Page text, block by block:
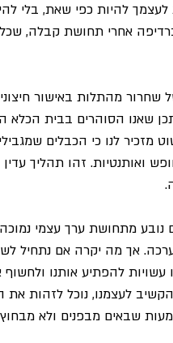
להיות כפי שאת, בלי
ברדיפה אחרי תחושת קבלה,
מהתלות באישור
שאנו הסוהרים בבית הכלא
מזכיר לנו כי הכבלים
ואותנטיות. זהו תהליך עדין
נובע מתחושת ערך עצמי
אך מה יקרה אם נתחיל
להפתיע אותנו
לעצמנו, נוכל לזהות את
שבאים מבפנים ולא